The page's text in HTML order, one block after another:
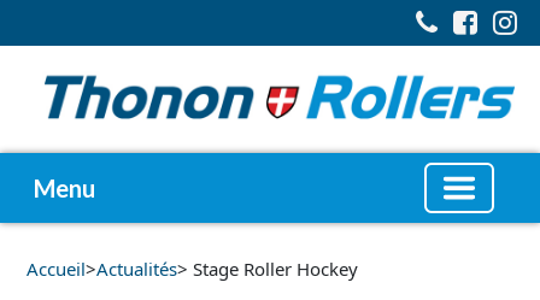
Menu
Accueil>Actualités> Stage Roller Hockey